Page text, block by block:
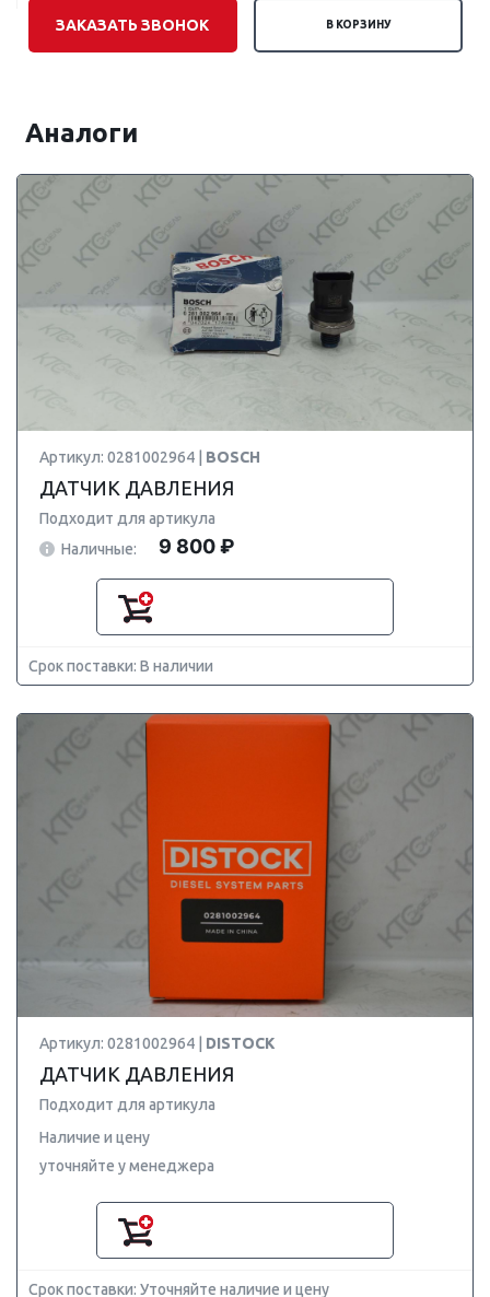
ЗАКАЗАТЬ ЗВОНОК В КОРЗИНУ
Аналоги
Артикул: 0281002964 | BOSCH
ДАТЧИК ДАВЛЕНИЯ
Подходит для артикула
Наличные:
9 800 ₽
Срок поставки: В наличии
Артикул: 0281002964 | DISTOCK
ДАТЧИК ДАВЛЕНИЯ
Подходит для артикула
Наличие и цену
уточняйте у менеджера
Срок поставки: Уточняйте наличие и цену